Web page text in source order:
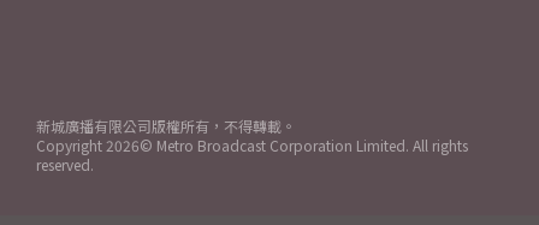
新城廣播有限公司版權所有，不得轉載。
Copyright 2026© Metro Broadcast Corporation Limited. All rights
reserved.